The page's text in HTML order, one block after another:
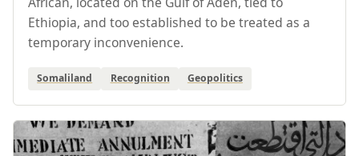
Ethiopia, and too established to be treated as a
temporary inconvenience.
Somaliland Recognition Geopolitics